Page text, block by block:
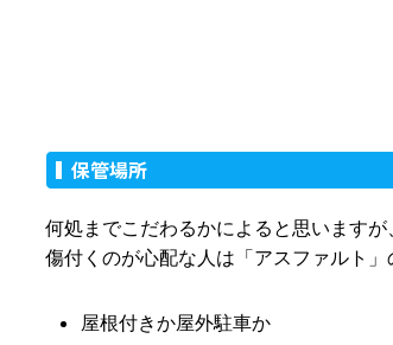
保管場所
何処までこだわるかによると思います
傷付くのが心配な人は「アスファルト」
屋根付きか屋外駐車か